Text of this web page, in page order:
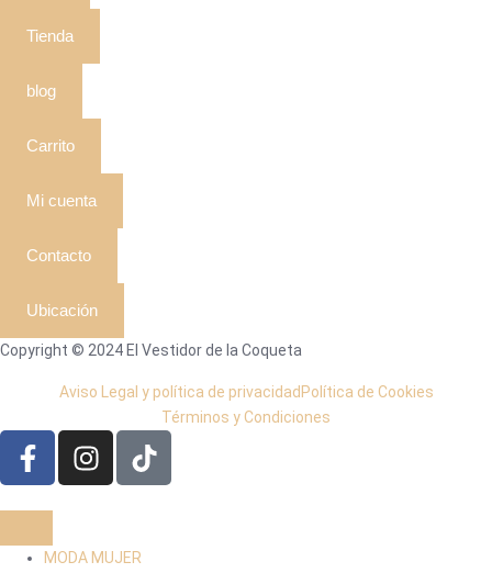
Tienda
blog
Carrito
Mi cuenta
Contacto
Ubicación
Copyright © 2024 El Vestidor de la Coqueta
Aviso Legal y política de privacidad Política de Cookies
Términos y Condiciones
MODA MUJER